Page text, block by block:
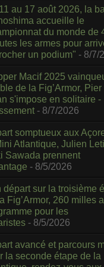
au 17 août 2026, la
accueille le
du monde de
les armes pour
un podium" - 8/7/
Macif 2025
de la Fig’Armor,
s'impose en solitaire -
- 8/7/2026
somptueux aux
Atlantique, Julien
Sawada prennent
- 8/5/2026
départ sur la troisième
Fig’Armor, 260 milles
pour les
- 8/5/2026
avancé et parcours
la seconde étape de la